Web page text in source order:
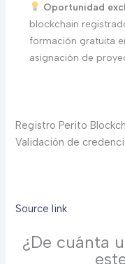
Oportunidad
blockchain
formación gratuita
asignación de
Registro Perito
Validación de
Source link
¿De cuánta